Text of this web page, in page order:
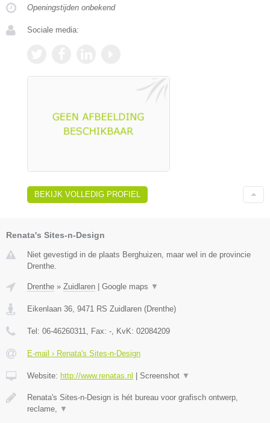
Openingstijden onbekend
Sociale media:
BEKIJK VOLLEDIG PROFIEL
Renata's Sites-n-Design
Niet gevestigd in de plaats Berghuizen, maar wel in de provincie
Drenthe.
Drenthe » Zuidlaren Google maps ▼
Eikenlaan 36 9471 RS Zuidlaren (Drenthe)
Tel: 06-46260311 , Fax: - , KvK: 02084209
E-mail › Renata's Sites-n-Design
Website: http://www.renatas.nl Screenshot ▼
Renata's Sites-n-Design is hét bureau voor grafisch ontwerp,
reclame,
▼